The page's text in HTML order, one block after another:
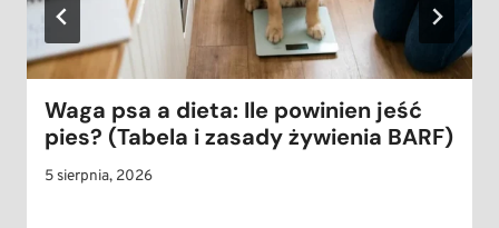
Waga psa a dieta: Ile powinien jeść
pies? (Tabela i zasady żywienia BARF)
5 sierpnia, 2026